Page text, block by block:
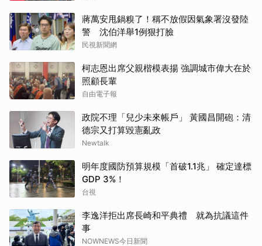
蔣萬安甩鍋糗了！稱不放假因氣象署沒發陸
警 沈伯洋舉1例狠打臉
民視新聞網
柯志恩出席父親楷模表揚 強調城市偉大在於
照顧長輩
自由電子報
政院不理「兒少未來帳戶」 黃國昌開砲：清
德宗又打算毀憲亂政
Newtalk
明年度國防預算規模「首破1.1兆」 確定達標
GDP 3%！
台視
李逸洋拒出席長崎和平典禮 就為抗議這件
事
NOWNEWS今日新聞